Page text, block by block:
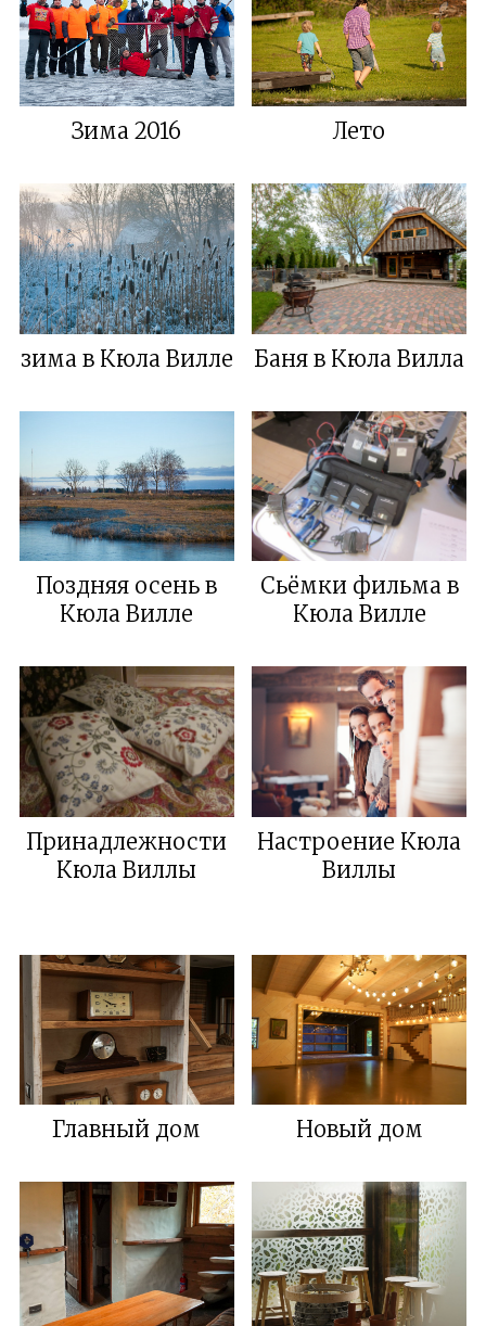
Зима 2016 Лето
зима в Кюла Виллe Баня в Кюла Вилла
Поздняя осень в
Кюла Виллe
Сьёмки фильма в
Кюла Вилле
Принадлежности
Кюла Виллы
Настроение Кюла
Виллы
Главный дом Новый дом